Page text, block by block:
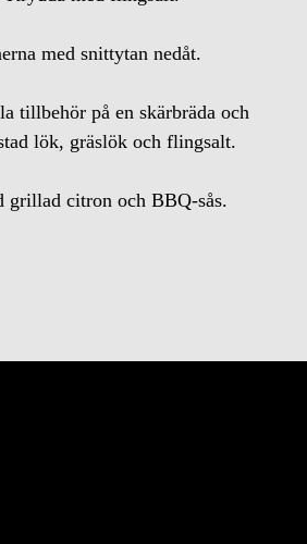
med snittytan nedåt.
tillbehör på en skärbräda och
lök, gräslök och flingsalt.
grillad citron och BBQ-sås.